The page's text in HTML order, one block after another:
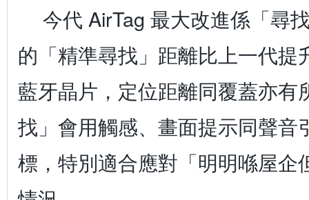
今代 AirTag 最大改進係「尋
的「精準尋找」距離比上一代提
藍牙晶片，定位距離同覆蓋亦有
找」會用觸感、畫面提示同聲音
標，特別適合應對「明明喺屋企